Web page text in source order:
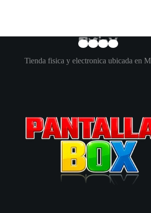
Tienda fisica y electronica ubicada en